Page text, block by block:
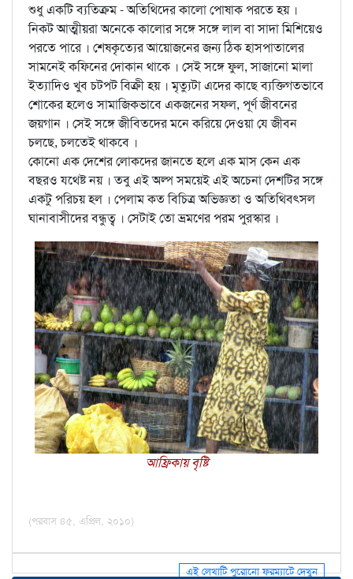
শুধু একটি ব্যতিক্রম - অতিথিদের কালো পোষাক পরতে হয় ।
নিকট আত্মীয়রা অনেকে কালোর সঙ্গে সঙ্গে লাল বা সাদা মিশিয়েও
পরতে পারে । শেষকৃত্যের আয়োজনের জন্য ঠিক হাসপাতালের
সামনেই কফিনের দোকান থাকে । সেই সঙ্গে ফুল, সাজানো মালা
ইত্যাদিও খুব চটপট বিক্রী হয় । মৃত্যুটা এদের কাছে ব্যক্তিগতভাবে
শোকের হলেও সামাজিকভাবে একজনের সফল, পূর্ণ জীবনের
জয়গান । সেই সঙ্গে জীবিতদের মনে করিয়ে দেওয়া যে জীবন
চলছে, চলতেই থাকবে ।
কোনো এক দেশের লোকদের জানতে হলে এক মাস কেন এক
বছরও যথেষ্ট নয় । তবু এই অল্প সময়েই এই অচেনা দেশটির সঙ্গে
একটু পরিচয় হল । পেলাম কত বিচিত্র অভিজ্ঞতা ও অতিথিবত্সল
ঘানাবাসীদের বন্ধুত্ব । সেটাই তো ভ্রমণের পরম পুরস্কার ।
আফ্রিকায় বৃষ্টি
(পরবাস ৪৫, এপ্রিল, ২০১০)
এই লেখাটি পুরোনো ফরম্যাটে দেখুন